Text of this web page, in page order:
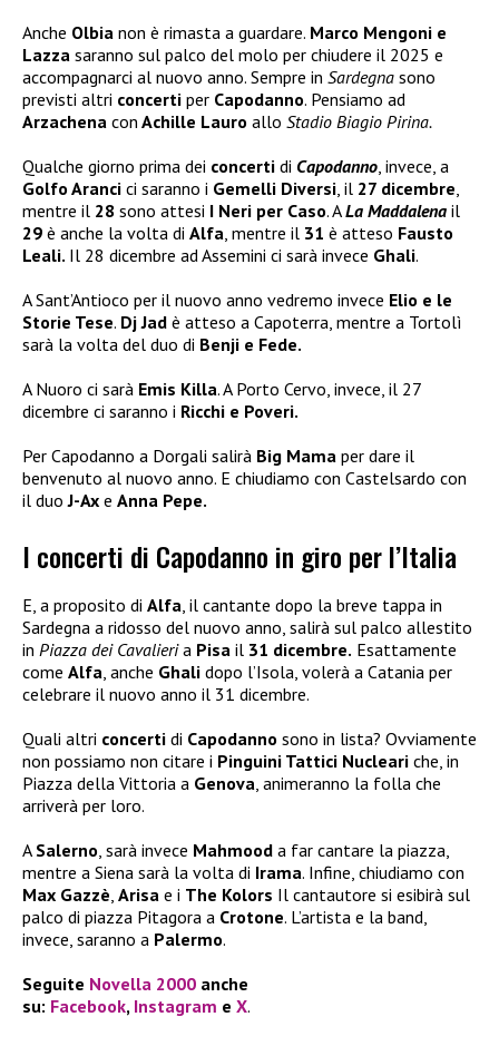
Anche Olbia non è rimasta a guardare. Marco Mengoni e
Lazza saranno sul palco del molo per chiudere il 2025 e
accompagnarci al nuovo anno. Sempre in Sardegna sono
previsti altri concerti per Capodanno. Pensiamo ad
Arzachena con Achille Lauro allo Stadio Biagio Pirina.
Qualche giorno prima dei concerti di Capodanno , invece, a
Golfo Aranci ci saranno i Gemelli Diversi , il 27 dicembre
mentre il 28 sono attesi I Neri per Caso. ALa Maddalena il
29 è anche la volta di Alfa , mentre il 31 è atteso Fausto
Leali. Il 28 dicembre ad Assemini ci sarà invece Ghali.
A Sant’Antioco per il nuovo anno vedremo invece Elio e le
Storie Tese. Dj Jad è atteso a Capoterra, mentre a Tortolì
sarà la volta del duo di Benji e Fede.
A Nuoro ci sarà Emis Killa. A Porto Cervo, invece, il 27
dicembre ci saranno i Ricchi e Poveri.
Per Capodanno a Dorgali salirà Big Mama per dare il
benvenuto al nuovo anno. E chiudiamo con Castelsardo con
il duo J-Ax e Anna Pepe.
I concerti di Capodanno in giro per l’Italia
E, a proposito di Alfa, il cantante dopo la breve tappa in
Sardegna a ridosso del nuovo anno, salirà sul palco allestito
in Piazza dei Cavalieria Pisa il 31 dicembre. Esattamente
come Alfa, anche Ghali dopo l’Isola, volerà a Catania per
celebrare il nuovo anno il 31 dicembre.
Quali altri concerti di Capodanno sono in lista? Ovviamente
non possiamo non citare i Pinguini Tattici Nucleari che, in
Piazza della Vittoria a Genova, animeranno la folla che
arriverà per loro.
A Salerno, sarà invece Mahmood a far cantare la piazza,
mentre a Siena sarà la volta di Irama. Infine, chiudiamo con
Max Gazzè, Arisa e i The Kolors Il cantautore si esibirà sul
palco di piazza Pitagora a Crotone. L’artista e la band,
invece, saranno a Palermo.
Seguite Novella 2000 anche
su: Facebook, Instagram e X.